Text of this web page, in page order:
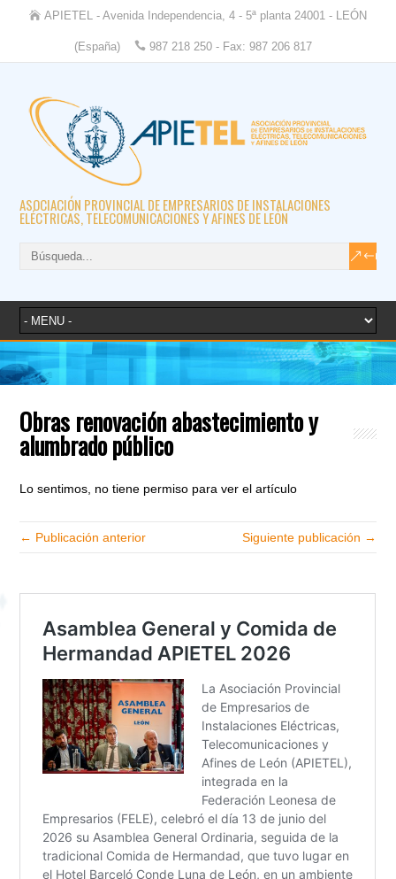
APIETEL - Avenida Independencia, 4 - 5ª planta 24001 - LEÓN
(España) 987 218 250 - Fax: 987 206 817
ASOCIACIÓN PROVINCIAL DE EMPRESARIOS DE INSTALACIONES
ELÉCTRICAS, TELECOMUNICACIONES Y AFINES DE LEÓN
Obras renovación abastecimiento y
alumbrado público
Lo sentimos, no tiene permiso para ver el artículo
← Publicación anterior Siguiente publicación →